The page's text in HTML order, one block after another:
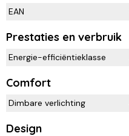
EAN
Prestaties en verbruik
Energie-efficiëntieklasse
Comfort
Dimbare verlichting
Design